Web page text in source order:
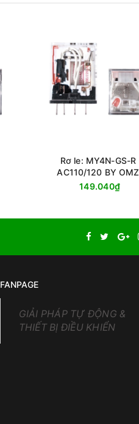
Rơ le: MY4N-GS-R
AC110/120 BY OMZ
149.040₫
FANPAGE
GIẢI PHÁP TỰ ĐỘNG &
THIẾT BỊ ĐIỀU KHIỂN